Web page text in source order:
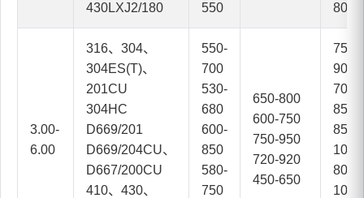
430LXJ2/180
550
800
3.00-
6.00
316、304、
304ES(T)、
201CU
304HC
D669/201
D669/204CU、
D667/200CU
410、430、
550-
700
530-
680
600-
850
580-
750
650-800
600-750
750-950
720-920
450-650
750-
900
700-
850
850-
1050
800-
1000